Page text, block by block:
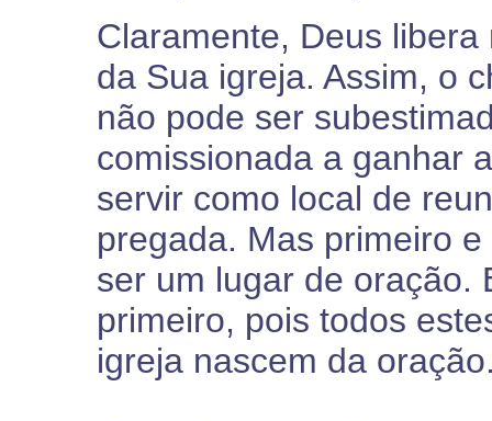
Claramente, Deus
da Sua igreja. Assim, o
não pode ser
comissionada a ganhar
servir como local de
pregada. Mas primeiro
ser um lugar de oração.
primeiro, pois todos
igreja nascem da